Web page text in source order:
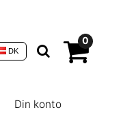
0
DK
Din konto